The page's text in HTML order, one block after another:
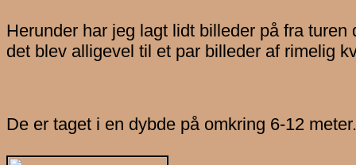
Herunder har jeg lagt lidt billeder på fra
det blev alligevel til et par billeder af rimelig
De er taget i en dybde på omkring 6-12 meter.